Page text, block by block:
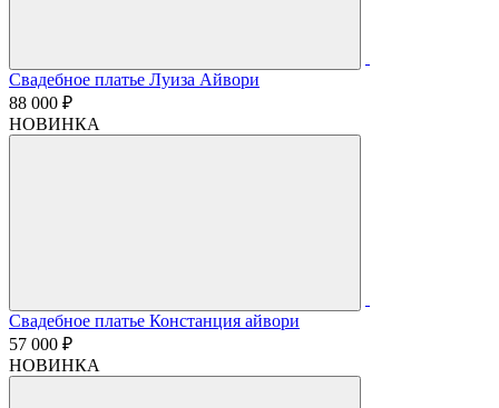
Свадебное платье Луиза Айвори
88 000 ₽
НОВИНКА
Свадебное платье Констанция айвори
57 000 ₽
НОВИНКА